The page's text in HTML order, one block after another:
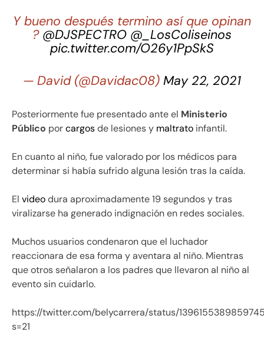
Y bueno después termino así que opinan
? @DJSPECTRO @_LosColiseinos
pic.twitter.com/O26y1PpSkS
— David (@Davidac08) May 22, 2021
Posteriormente fue presentado ante el Ministerio
Público porcargosde lesiones y maltrato infantil.
En cuanto al niño, fue valorado por los médicos para
determinar si había sufrido alguna lesión tras la caída.
El videodura aproximadamente 19 segundos y tras
viralizarse ha generado indignación en redes sociales.
Muchos usuarios condenaron que el luchador
reaccionara de esa forma y aventara al niño. Mientras
que otros señalaron a los padres que llevaron al niño al
evento sin cuidarlo.
https://twitter.com/belycarrera/status/
s=21